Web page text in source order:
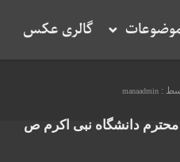
گالری عکس
:
manaadmin
دانشگاه نبی اکرم ص